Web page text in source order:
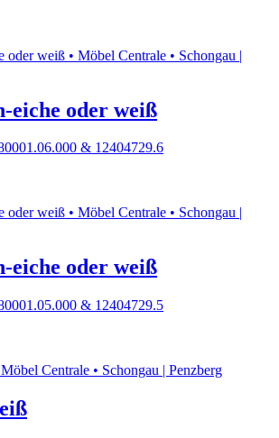
eiche oder weiß
& 12404729.6
eiche oder weiß
& 12404729.5